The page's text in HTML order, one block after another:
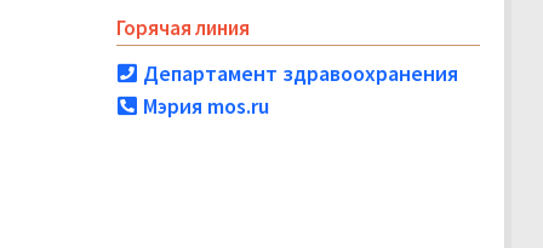
Горячая линия
Департамент здравоохранения
Мэрия mos.ru